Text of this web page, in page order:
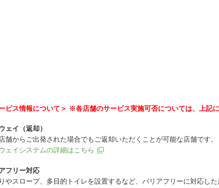
ビス情報について＞ ※各店舗のサービス実施可否については、上記
ェイ（返却）
舗からご出発された場合でもご返却いただくことが可能な店舗です。
ェイシステムの詳細はこちら
フリー対応
やスロープ、多目的トイレを設置するなど、バリアフリーに対応した